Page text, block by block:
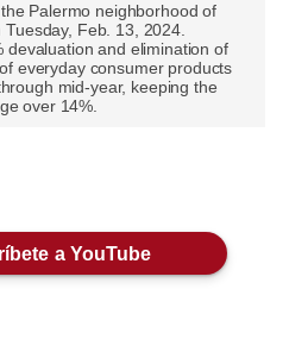
Palermo neighborhood of
Feb. 13, 2024.
devaluation and elimination of
everyday consumer products
mid-year, keeping the
over 14%.
a YouTube